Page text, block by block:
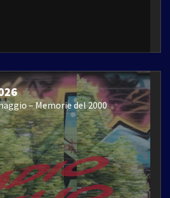
– Memorie del 2000